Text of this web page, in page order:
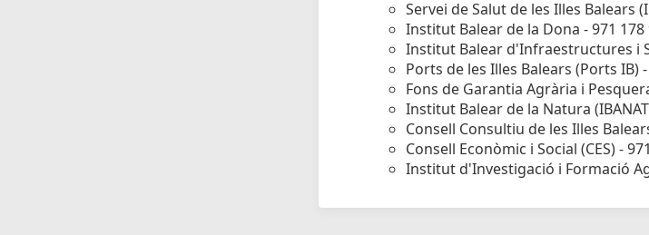
Servei de Salut de les Illes Balears
Institut Balear de la Dona - 971 178
Institut Balear d'Infraestructures i
Ports de les Illes Balears (Ports IB)
Fons de Garantia Agrària i
Institut Balear de la Natura
Consell Consultiu de les Illes
Consell Econòmic i Social (CES) -
Institut d'Investigació i Formació